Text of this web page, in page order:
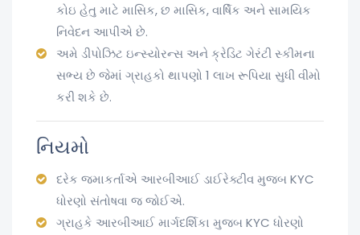
કોઇ હેતુ માટે માસિક, છ માસિક, વાર્ષિક અને સામયિક
નિવેદન આપીએ છે.
અમે ડીપોઝિટ ઇન્સ્યોરન્સ અને ક્રેડિટ ગેરંટી સ્કીમના
સભ્ય છે જેમાં ગ્રાહકો થાપણો 1 લાખ રૂપિયા સુધી વીમો
કરી શકે છે.
નિયમો
દરેક જમાકર્તાએ આરબીઆઈ ડાઈરેક્ટીવ મુજબ KYC
ધોરણો સંતોષવા જ જોઈએ.
ગ્રાહકે આરબીઆઈ માર્ગદર્શિકા મુજબ KYC ધોરણો